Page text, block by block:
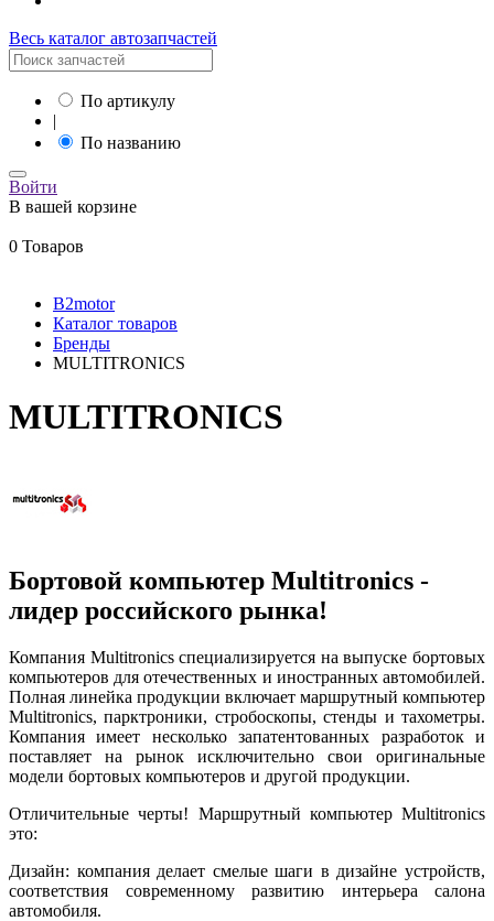
Весь каталог автозапчастей
По артикулу
|
По названию
Войти
В вашей корзине
0 Товаров
B2motor
Каталог товаров
Бренды
MULTITRONICS
MULTITRONICS
Бортовой компьютер Multitronics -
лидер российского рынка!
Компания Multitronics специализируется на выпуске бортовых
компьютеров для отечественных и иностранных автомобилей.
Полная линейка продукции включает маршрутный компьютер
Multitronics, парктроники, стробоскопы, стенды и тахометры.
Компания имеет несколько запатентованных разработок и
поставляет на рынок исключительно свои оригинальные
модели бортовых компьютеров и другой продукции.
Отличительные черты! Маршрутный компьютер Multitronics
это:
Дизайн: компания делает смелые шаги в дизайне устройств,
соответствия современному развитию интерьера салона
автомобиля.